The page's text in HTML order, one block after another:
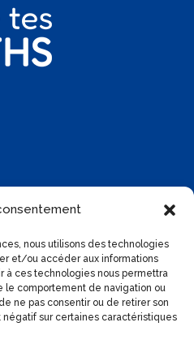
nous utilisons des technologies
et/ou accéder aux informations
à ces technologies nous permettra
comportement de navigation ou
ne pas consentir ou de retirer son
sur certaines caractéristiques